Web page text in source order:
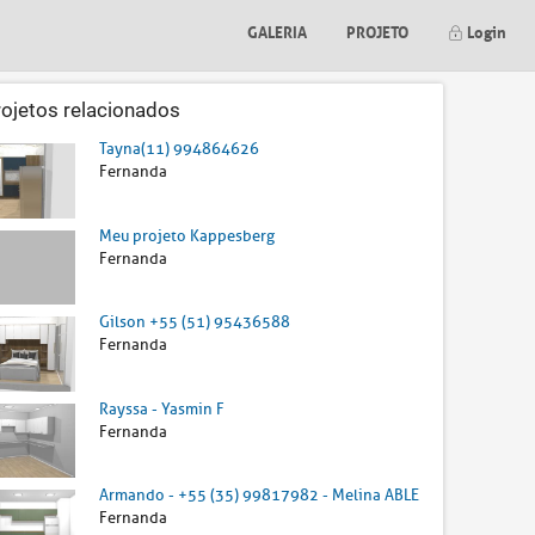
GALERIA PROJETO Login
relacionados
Tayna(11) 994864626
Fernanda
Meu projeto Kappesberg
Fernanda
Gilson +55 (51) 95436588
Fernanda
Rayssa - Yasmin F
Fernanda
Armando - +55 (35) 99817982 - Melina ABLE
Fernanda